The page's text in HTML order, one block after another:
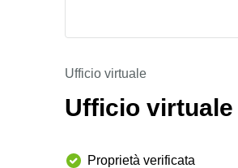
Ufficio virtuale
Ufficio virtuale
Proprietà verificata